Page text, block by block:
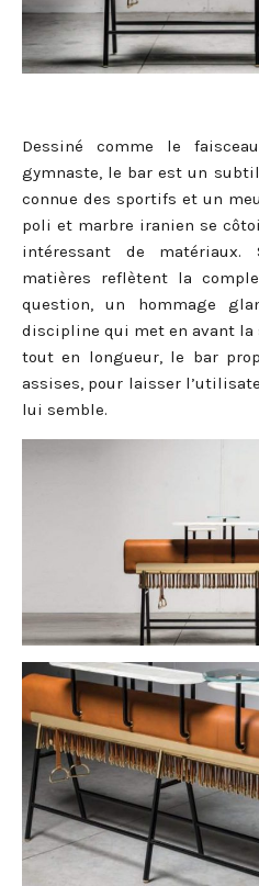
Dessiné comme le
gymnaste, le bar est un
connue des sportifs et un
poli et marbre iranien se
intéressant de matériaux.
matières reflètent la
question, un hommage
discipline qui met en avant la
tout en longueur, le bar
assises, pour laisser
lui semble.